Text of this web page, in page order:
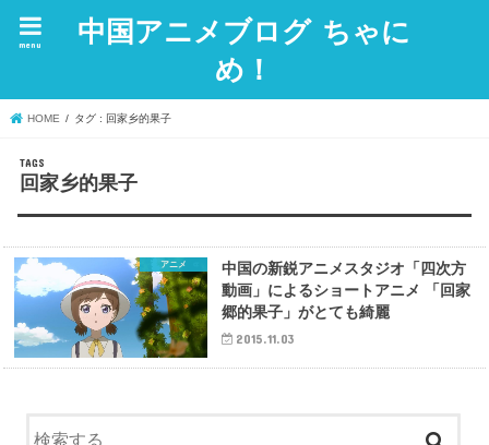
中国アニメブログ ちゃに
め！
menu
HOME タグ : 回家乡的果子
回家乡的果子
アニメ
中国の新鋭アニメスタジオ「四次方
動画」によるショートアニメ 「回家
郷的果子」がとても綺麗
2015.11.03